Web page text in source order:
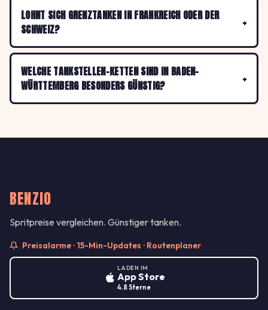
LOHNT SICH GRENZTANKEN IN FRANKREICH ODER DER
SCHWEIZ?
WELCHE TANKSTELLEN-KETTEN SIND IN BADEN-
WÜRTTEMBERG BESONDERS GÜNSTIG?
BENZIO
Spritpreise vergleichen. Günstiger tanken.
Preisalarme · 15-Min-Updates · Routenplaner
LADEN IM
App Store
4.8 Sterne